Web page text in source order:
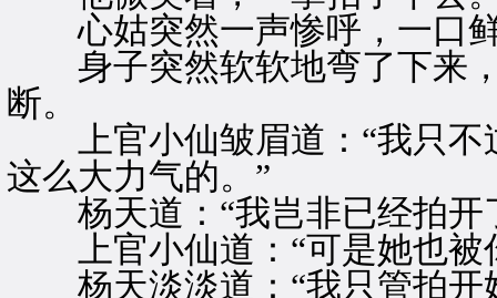
心姑突然一声惨呼，一口鲜
身子突然软软地弯了下来，
断。
上官小仙皱眉道：“我只不
这么大力气的。”
杨天道：“我岂非已经拍开
上官小仙道：“可是她也被
杨天淡淡道：“我只管拍开